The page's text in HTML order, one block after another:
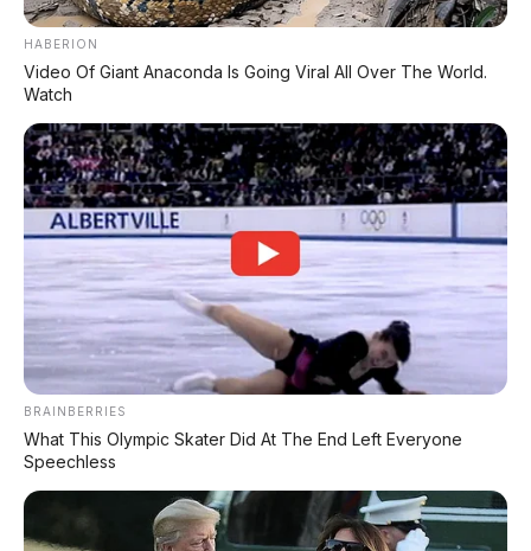
HABERION
Video Of Giant Anaconda Is Going Viral All Over The World.
Watch
BRAINBERRIES
What This Olympic Skater Did At The End Left Everyone
Speechless